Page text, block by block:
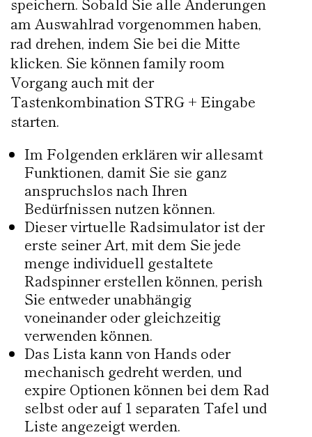
speichern. Sobald Sie alle Änderungen
am Auswahlrad vorgenommen haben,
rad drehen, indem Sie bei die Mitte
klicken. Sie können family room
Vorgang auch mit der
Tastenkombination STRG + Eingabe
starten.
Im Folgenden erklären wir allesamt
Funktionen, damit Sie sie ganz
anspruchslos nach Ihren
Bedürfnissen nutzen können.
Dieser virtuelle Radsimulator ist der
erste seiner Art, mit dem Sie jede
menge individuell gestaltete
Radspinner erstellen können, perish
Sie entweder unabhängig
voneinander oder gleichzeitig
verwenden können.
Das Lista kann von Hands oder
mechanisch gedreht werden, und
expire Optionen können bei dem Rad
selbst oder auf 1 separaten Tafel und
Liste angezeigt werden.